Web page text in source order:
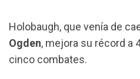
Holobaugh, que venía de
Ogden, mejora su récord a
cinco combates.